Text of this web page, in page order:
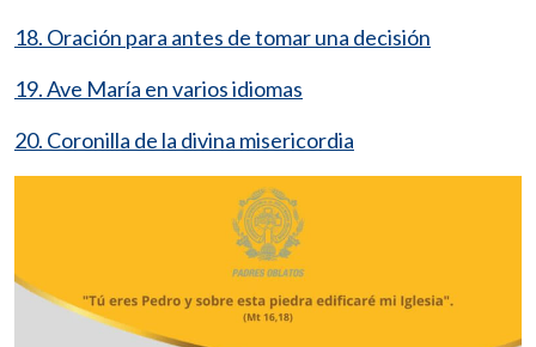
18. Oración para antes de tomar una decisión
19. Ave María en varios idiomas
20. Coronilla de la divina misericordia